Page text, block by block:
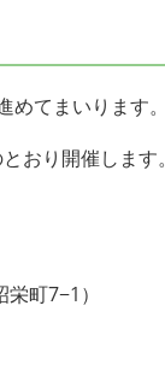
てまいります。
おり開催します。
町7−1）